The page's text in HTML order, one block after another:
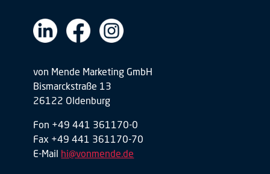
von Mende Marketing GmbH
Bismarckstraße 13
26122 Oldenburg
Fon +49 441 361170-0
Fax +49 441 361170-70
E-Mail hi@vonmende.de